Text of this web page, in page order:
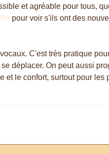
et agréable pour tous,
pour voir s'ils ont des
C'est très pratique
déplacer. On peut aussi
le confort, surtout pour les